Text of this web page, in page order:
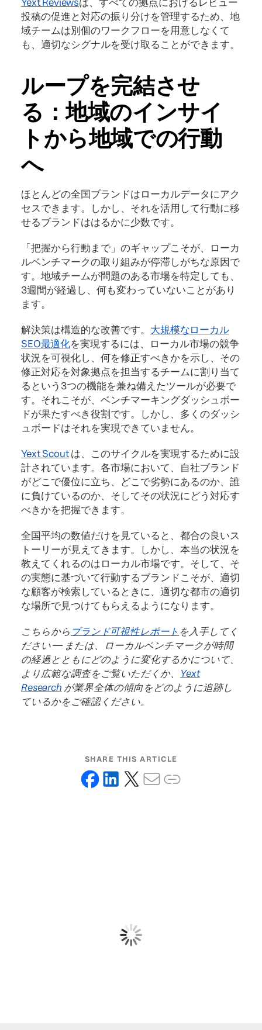
投稿の促進と対応の振り分けを管理するため、地
域チームは別個のワークフローを用意しなくて
も、適切なシグナルを受け取ることができます。
ループを完結させ
る：地域のインサイ
トから地域での行動
へ
ほとんどの全国ブランドはローカルデータにアク
セスできます。しかし、それを活用して行動に移
せるブランドははるかに少数です。
「把握から行動まで」のギャップこそが、ローカ
ルベンチマークの取り組みが停滞しがちな原因で
す。地域チームが問題のある市場を特定しても、
3週間が経過し、何も変わっていないことがあり
ます。
解決策は構造的な改善です。 大規模なローカル
SEO最適化を実現するには、ローカル市場の競争
状況を可視化し、何を修正すべきかを示し、その
修正対応を対象拠点を担当するチームに割り当て
るという3つの機能を兼ね備えたツールが必要で
す。それこそが、ベンチマーキングダッシュボー
ドが果たすべき役割です。しかし、多くのダッシ
ュボードはそれを実現できていません。
Yext Scoutは、このサイクルを実現するために設
計されています。各市場において、自社ブランド
がどこで優位に立ち、どこで劣勢にあるのか、誰
に負けているのか、そしてその状況にどう対応す
べきかを把握できます。
全国平均の数値だけを見ていると、都合の良いス
トーリーが見えてきます。しかし、本当の状況を
教えてくれるのはローカル市場です。そして、そ
の実態に基づいて行動するブランドこそが、適切
な顧客が検索しているときに、適切な都市の適切
な場所で見つけてもらえるようになります。
こちらから ブランド可視性レポート を入手してく
ださい — または、ローカルベンチマークが時間
の経過とともにどのように変化するかについて、
より広範な調査をご覧いただくか、 Yext
Research が業界全体の傾向をどのように追跡し
ているかをご確認ください。
SHARE THIS ARTICLE